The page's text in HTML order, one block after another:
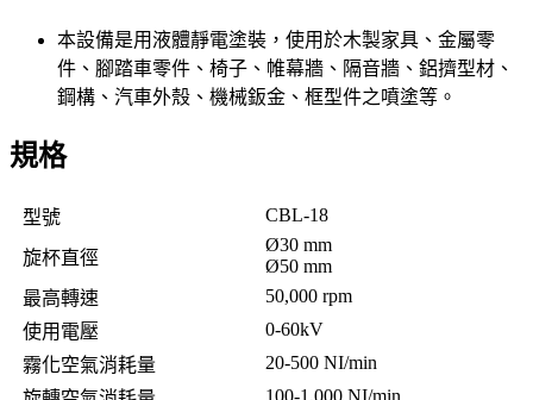
本設備是用液體靜電塗裝，使用於木製家具、金屬零
件、腳踏車零件、椅子、帷幕牆、隔音牆、鋁擠型材、
鋼構、汽車外殼、機械鈑金、框型件之噴塗等。
規格
型號 CBL-18
旋杯直徑
Ø30 mm
Ø50 mm
最高轉速
50,000 rpm
使用電壓
0-60kV
霧化空氣消耗量
20-500 NI/min